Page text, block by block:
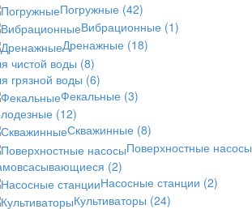
Погружные (42)
Вибрационные (1)
Дренажные (18)
чистой воды (8)
грязной воды (6)
Фекальные (3)
(12)
Скважинные (8)
Поверхностные насосы
(2)
Насосные станции (2)
Культиваторы (24)